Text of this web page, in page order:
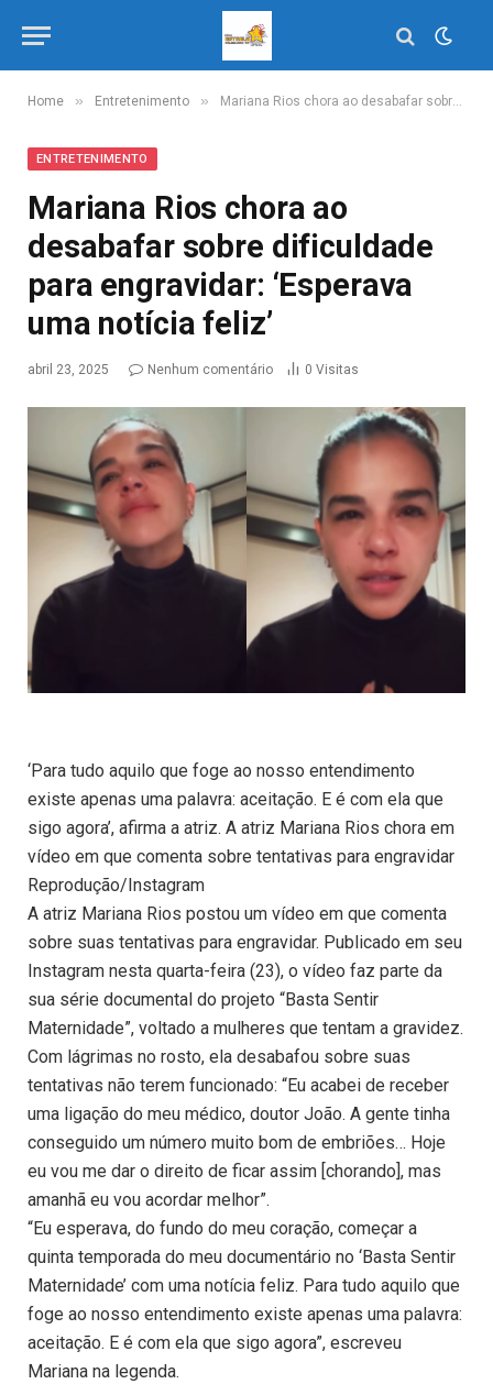
Home » Entretenimento » Mariana Rios chora ao desabafar sobre dificuldade para engravidar: ‘Esperava uma notícia feliz’
ENTRETENIMENTO
Mariana Rios chora ao
desabafar sobre dificuldade
para engravidar: ‘Esperava
uma notícia feliz’
abril 23, 2025 Nenhum comentário 0 Visitas
‘Para tudo aquilo que foge ao nosso entendimento
existe apenas uma palavra: aceitação. E é com ela que
sigo agora’, afirma a atriz. A atriz Mariana Rios chora em
vídeo em que comenta sobre tentativas para engravidar
Reprodução/Instagram
A atriz Mariana Rios postou um vídeo em que comenta
sobre suas tentativas para engravidar. Publicado em seu
Instagram nesta quarta-feira (23), o vídeo faz parte da
sua série documental do projeto “Basta Sentir
Maternidade”, voltado a mulheres que tentam a gravidez.
Com lágrimas no rosto, ela desabafou sobre suas
tentativas não terem funcionado: “Eu acabei de receber
uma ligação do meu médico, doutor João. A gente tinha
conseguido um número muito bom de embriões… Hoje
eu vou me dar o direito de ficar assim [chorando], mas
amanhã eu vou acordar melhor”.
“Eu esperava, do fundo do meu coração, começar a
quinta temporada do meu documentário no ‘Basta Sentir
Maternidade’ com uma notícia feliz. Para tudo aquilo que
foge ao nosso entendimento existe apenas uma palavra:
aceitação. E é com ela que sigo agora”, escreveu
Mariana na legenda.